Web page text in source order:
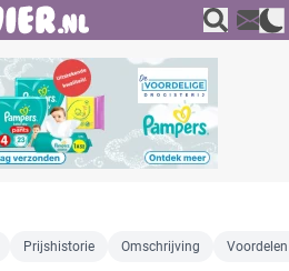
Prijshistorie Omschrijving